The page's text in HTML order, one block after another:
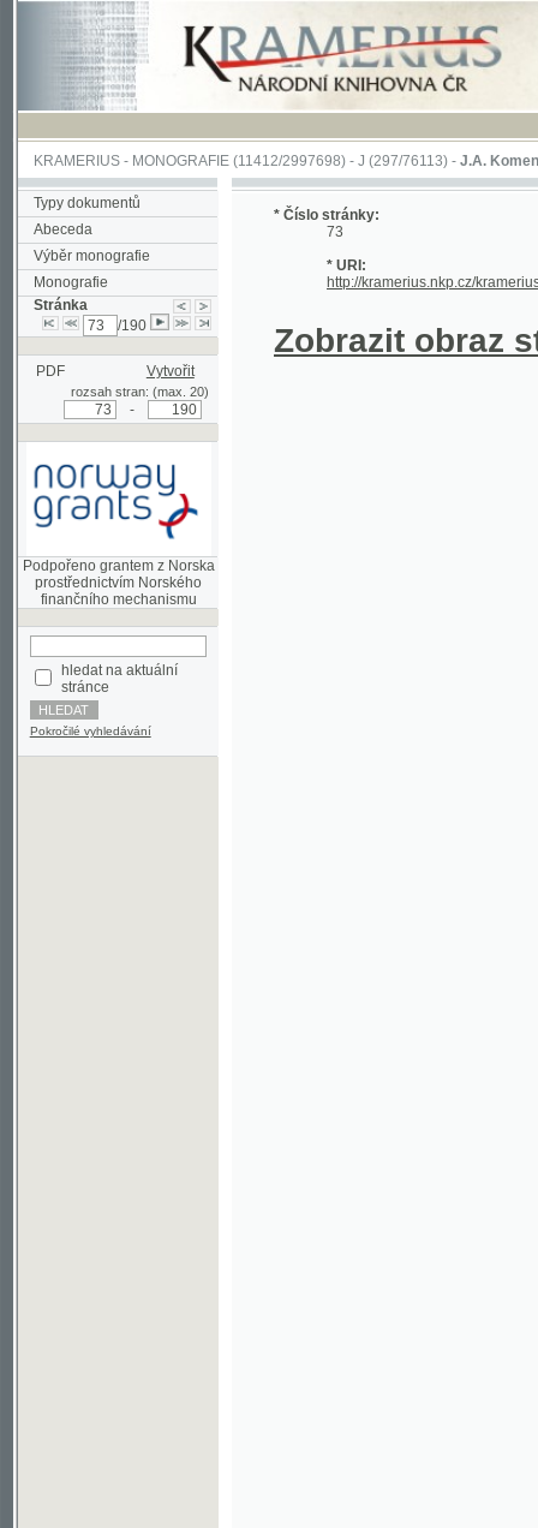
KRAMERIUS-MONOGRAFIE(11412/2997698) -J (297/76113)-J.A. Komenského
Typy dokumentů
Abeceda
Výběr monografie
Monografie
Stránka
/190
PDF Vytvořit
rozsah stran: (max. 20)
Podpořeno grantem z Norska
prostřednictvím Norského
hledat na aktuální
stránce
Pokročilé vyhledávání
* Číslo stránky:
73
* URI:
http://kramerius.nkp.cz/kramerius/